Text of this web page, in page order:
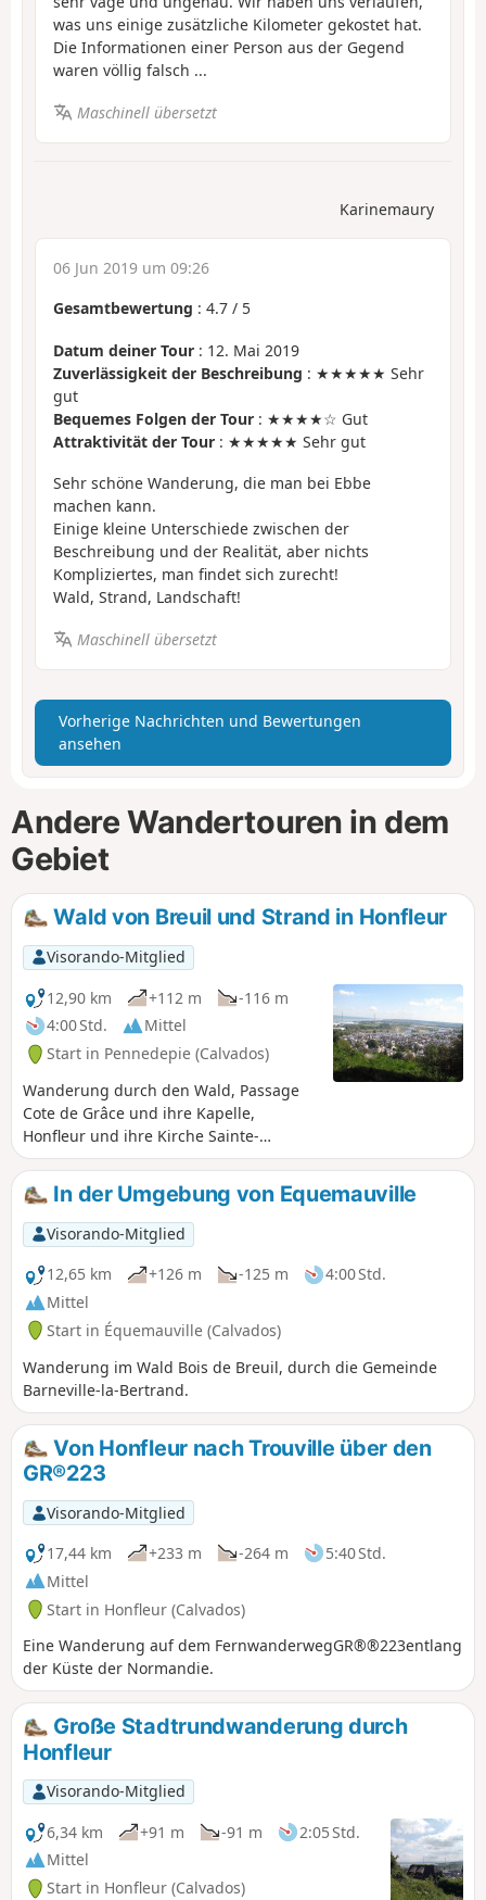
was uns einige zusätzliche Kilometer gekostet hat.
Die Informationen einer Person aus der Gegend
waren völlig falsch ...
Maschinell übersetzt
Karinemaury
06 Jun 2019 um 09:26
Gesamtbewertung : 4.7 / 5
Datum deiner Tour : 12. Mai 2019
Zuverlässigkeit der Beschreibung : ★★★★★ Sehr
gut
Bequemes Folgen der Tour : ★★★★☆ Gut
Attraktivität der Tour : ★★★★★ Sehr gut
Sehr schöne Wanderung, die man bei Ebbe
machen kann.
Einige kleine Unterschiede zwischen der
Beschreibung und der Realität, aber nichts
Kompliziertes, man findet sich zurecht!
Wald, Strand, Landschaft!
Maschinell übersetzt
Vorherige Nachrichten und Bewertungen
ansehen
Andere Wandertouren in dem
Gebiet
Wald von Breuil und Strand in Honfleur
Visorando-Mitglied
12,90 km
+112 m
-116 m
4:00 Std.
Mittel
Start in Pennedepie (Calvados)
Wanderung durch den Wald, Passage
Cote de Grâce und ihre Kapelle,
Honfleur und ihre Kirche Sainte-
Catherine, der Garten der
Persönlichkeiten, Spaziergang am
Strand und Rückkehr in den Wald mit
seinen Rhododendren.
In der Umgebung von Equemauville
Visorando-Mitglied
12,65 km
+126 m -125 m
4:00 Std.
Mittel
Start in Équemauville (Calvados)
Wanderung im Wald Bois de Breuil, durch die Gemeinde
Barneville-la-Bertrand.
Von Honfleur nach Trouville über den
GR®223
Visorando-Mitglied
17,44 km
+233 m -264 m
5:40 Std.
Mittel
Start in Honfleur (Calvados)
Eine Wanderung auf dem FernwanderwegGR®®223entlang
der Küste der Normandie.
Große Stadtrundwanderung durch
Honfleur
Visorando-Mitglied
6,34 km
+91 m -91 m
2:05 Std.
Mittel
Start in Honfleur (Calvados)